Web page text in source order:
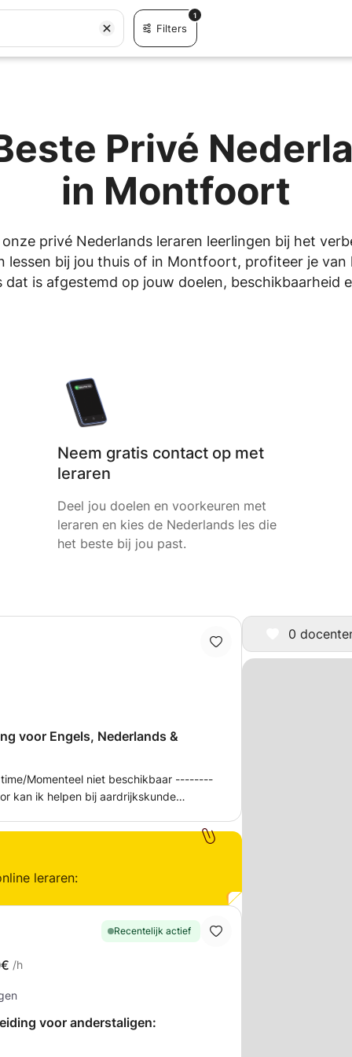
Filters
1
Privé
in Montfoort
privé Nederlands leraren leerlingen bij het
lessen bij jou thuis of in Montfoort, profiteer je
dat is afgestemd op jouw doelen, beschikbaarheid
Neem gratis contact op met
leraren
Deel jou doelen en voorkeuren met
leraren en kies de Nederlands les die
het beste bij jou past.
0
voor Engels, Nederlands &
Momenteel niet beschikbaar --------
kan ik helpen bij aardrijkskunde
maatschappijleer 1, Nederlands &
kan ik natuurlijk ook helpen met
leraren:
Recentelijk actief
/h
voor anderstaligen: